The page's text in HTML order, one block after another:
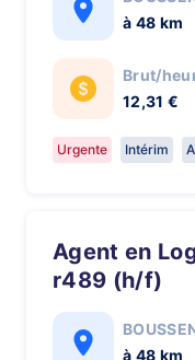
à 48 km
Brut/
12,31 €
Urgente Intérim
Agent en Logistique caces 2b
r489 (h/f)
à 48 km